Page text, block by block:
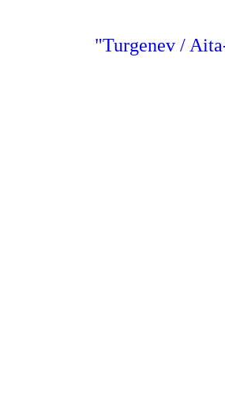
"Turgenev /